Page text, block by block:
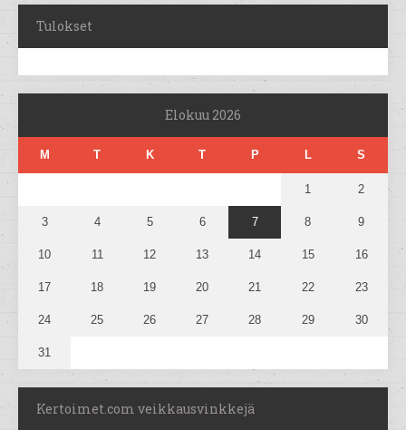
Tulokset
Elokuu 2026
M T K T P L S
1 2
3 4 5 6 7 8 9
10 11 12 13 14 15 16
17 18 19 20 21 22 23
24 25 26 27 28 29 30
31
Kertoimet.com veikkausvinkkejä